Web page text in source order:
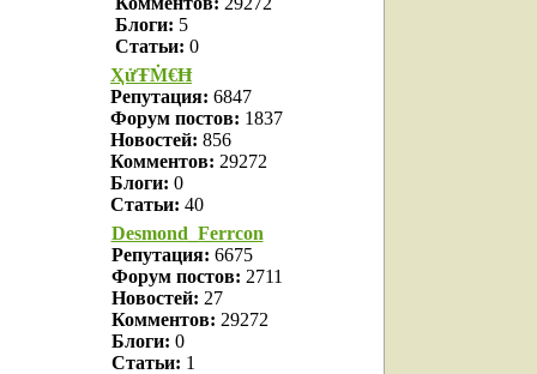
Блоги: 5
Статьи: 0
ҲửŦṀ€Ħ
Репутация: 6847
Форум постов: 1837
Новостей: 856
Комментов: 29272
Блоги: 0
Статьи: 40
Desmond_Ferrcon
Репутация: 6675
Форум постов: 2711
Новостей: 27
Комментов: 29272
Блоги: 0
Статьи: 1